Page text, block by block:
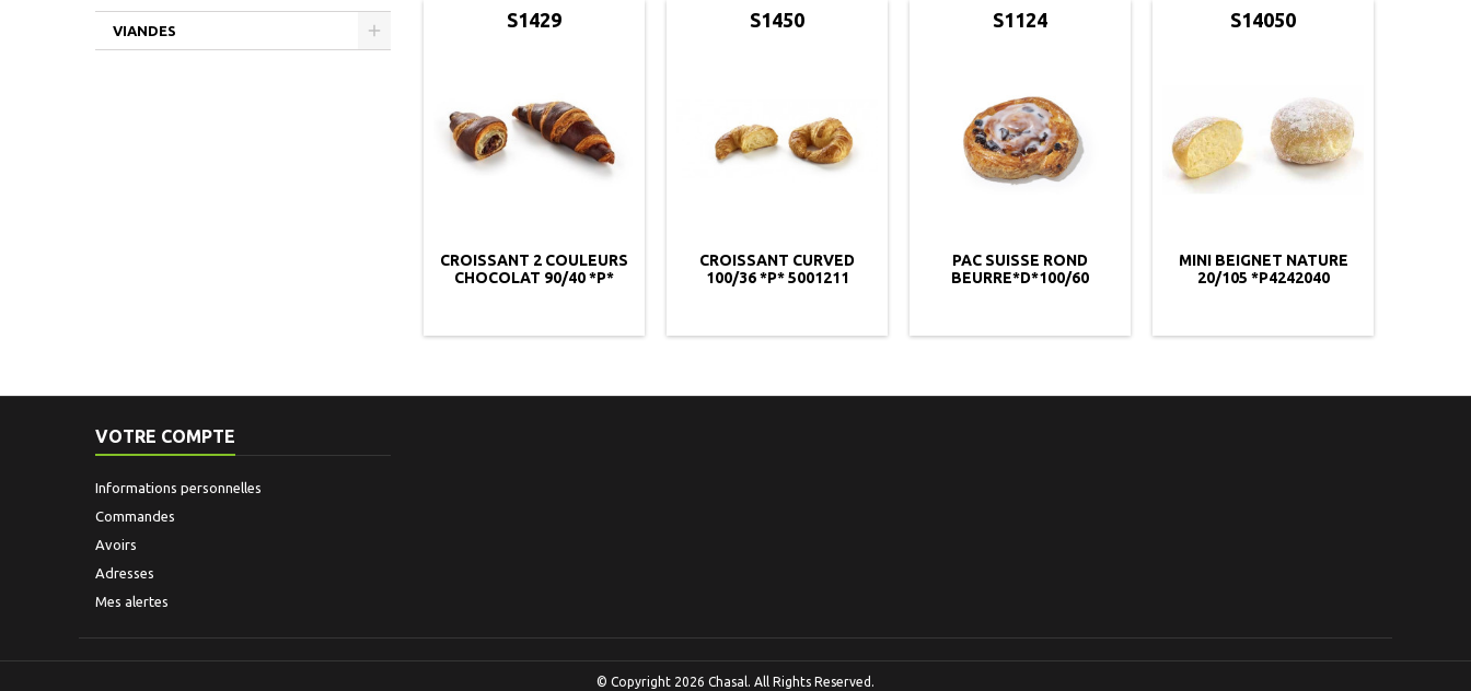
VIANDES S1429
CROISSANT 2 COULEURS
CHOCOLAT 90/40 *P*
S1450
CROISSANT CURVED
100/36 *P* 5001211
S1124
PAC SUISSE ROND
BEURRE*D*100/60
S14050
MINI BEIGNET NATURE
20/105 *P4242040
VOTRE COMPTE
Informations personnelles
Commandes
Avoirs
Adresses
Mes alertes
© Copyright 2026 Chasal. All Rights Reserved.